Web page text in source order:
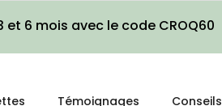
et 6 mois avec le code CROQ60
Témoignages Conseils